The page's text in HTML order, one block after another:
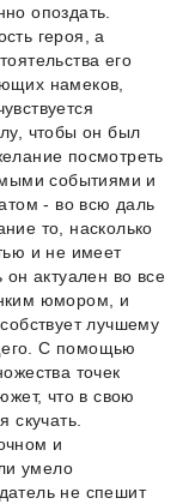
опоздать.
героя, а
его
намеков,
чтобы он был
посмотреть
событиями и
- во всю даль
то, насколько
и не имеет
актуален во все
юмором, и
лучшему
С помощью
точек
что в свою
скучать.
и
умело
не спешит